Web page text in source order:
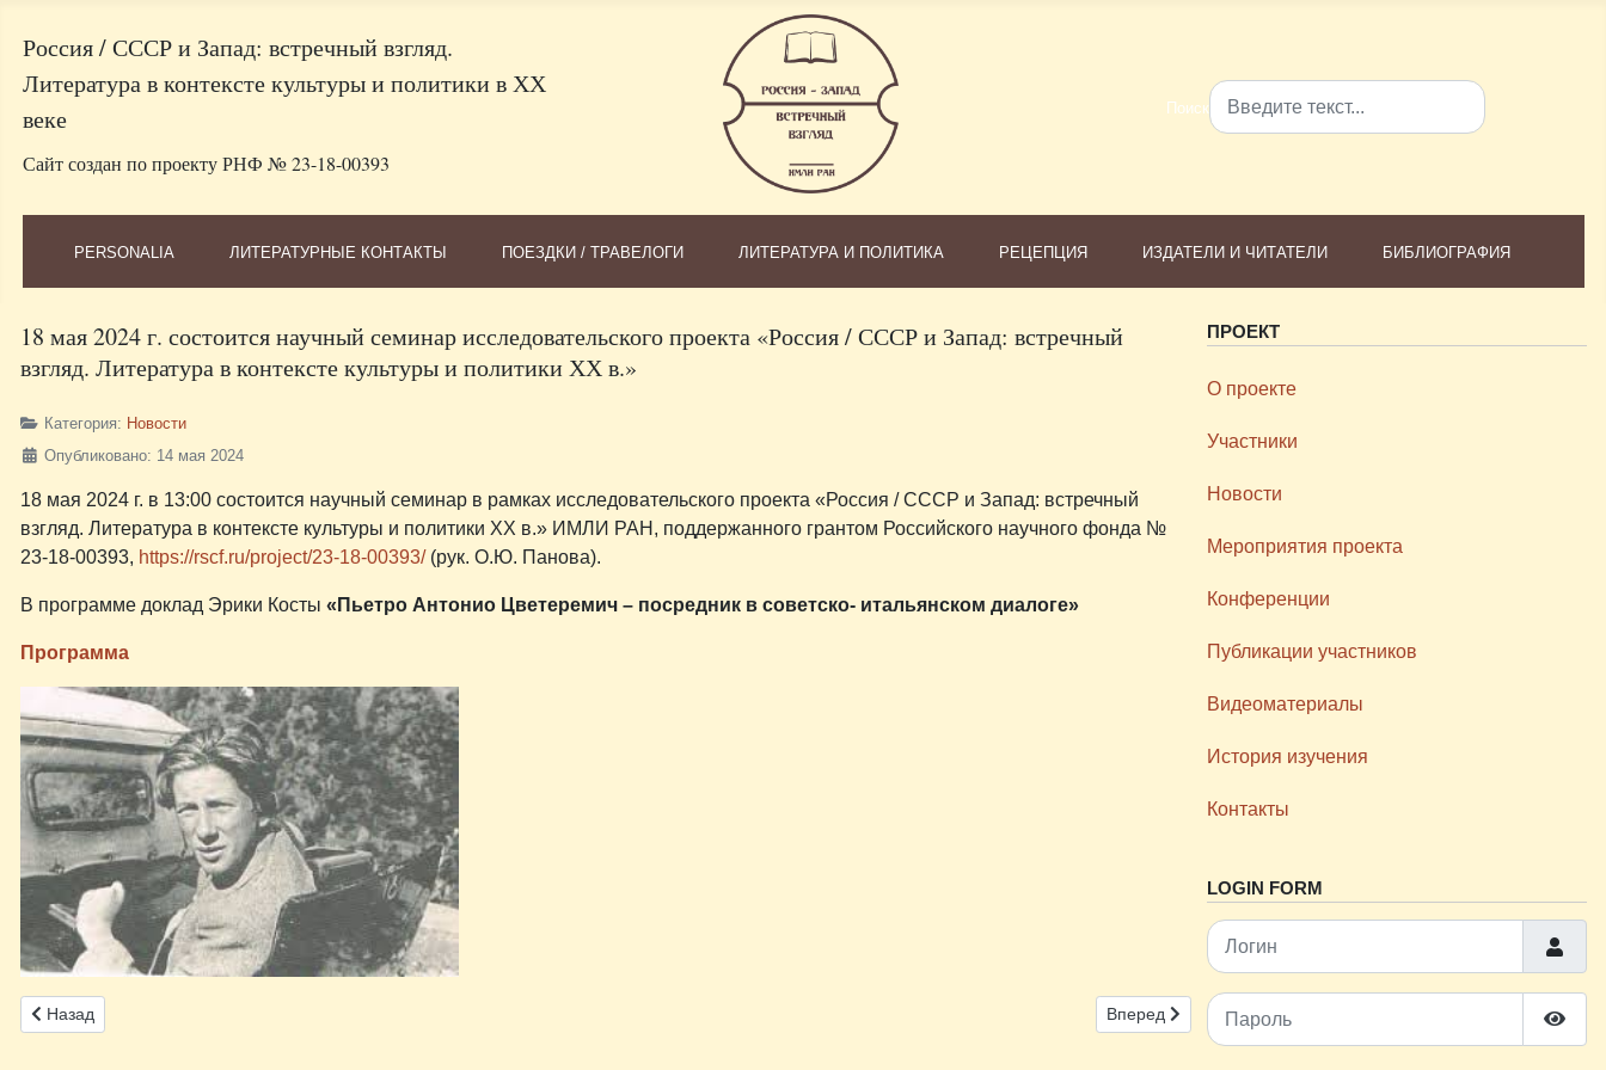
Россия / СССР и Запад: встречный взгляд.
Литература в контексте культуры и политики в ХХ
веке
Сайт создан по проекту РНФ № 23-18-00393
Поиск
PERSONALIA ЛИТЕРАТУРНЫЕ КОНТАКТЫ ПОЕЗДКИ / ТРАВЕЛОГИ ЛИТЕРАТУРА И ПОЛИТИКА РЕЦЕПЦИЯ ИЗДАТЕЛИ И ЧИТАТЕЛИ БИБЛИОГРАФИЯ
18 мая 2024 г. состоится научный семинар исследовательского проекта «Россия / СССР и Запад: встречный
взгляд. Литература в контексте культуры и политики ХХ в.»
Категория: Новости
Опубликовано: 14 мая 2024
18 мая 2024 г. в 13:00 состоится научный семинар в рамках исследовательского проекта «Россия / СССР и Запад: встречный
взгляд. Литература в контексте культуры и политики ХХ в.» ИМЛИ РАН, поддержанного грантом Российского научного фонда №
23-18-00393, https://rscf.ru/project/23-18-00393/(рук. О.Ю. Панова).
В программе доклад Эрики Косты «Пьетро Антонио Цветеремич – посредник в советско- итальянском диалоге»
Программа
Предыдущий: 28 мая 2024 г. состоится лекция О.Ю. Пановой «Иностранный след: Советско-американские культурные связи в 1920–1940-е годы»
Назад Следующий: 27 апреля 2024 г. состоится научный семинар
Вперед
ПРОЕКТ
О проекте
Участники
Новости
Мероприятия проекта
Конференции
Публикации участников
Видеоматериалы
История изучения
Контакты
LOGIN FORM
Логин
Пароль